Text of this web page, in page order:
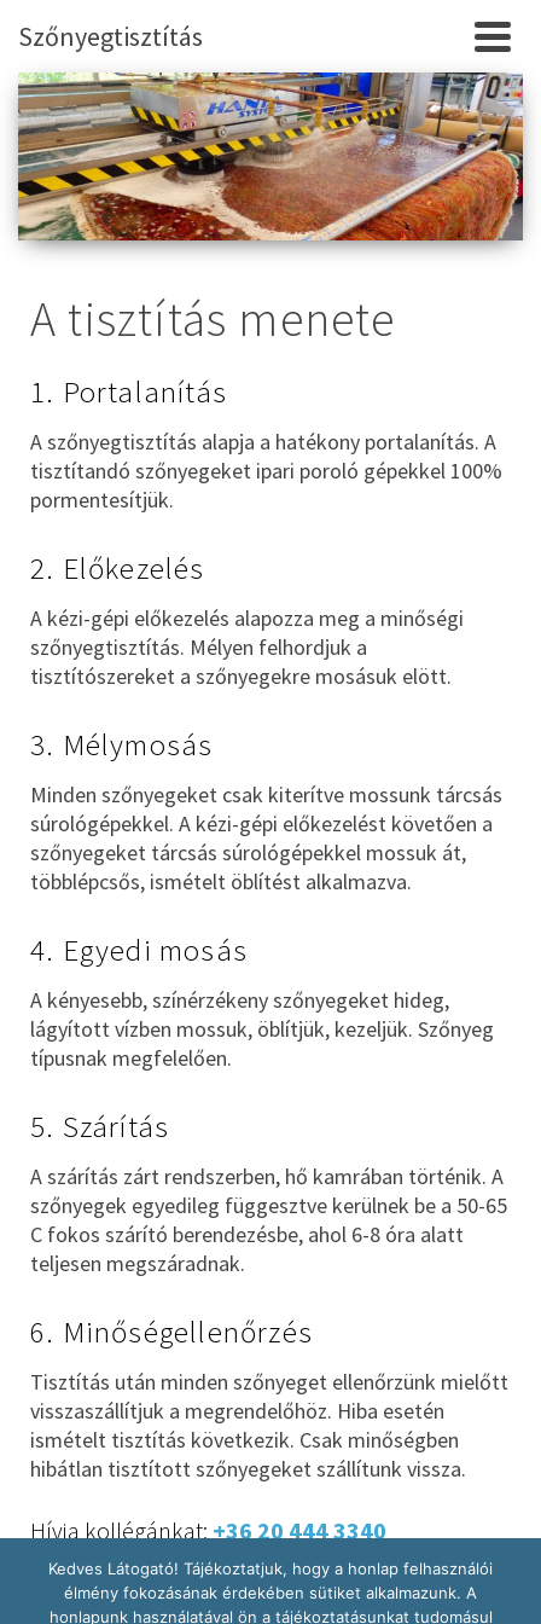
Szőnyegtisztítás
A tisztítás menete
1. Portalanítás
A szőnyegtisztítás alapja a hatékony portalanítás. A
tisztítandó szőnyegeket ipari poroló gépekkel 100%
pormentesítjük.
2. Előkezelés
A kézi-gépi előkezelés alapozza meg a minőségi
szőnyegtisztítás. Mélyen felhordjuk a
tisztítószereket a szőnyegekre mosásuk elött.
3. Mélymosás
Minden szőnyegeket csak kiterítve mossunk tárcsás
súrológépekkel. A kézi-gépi előkezelést követően a
szőnyegeket tárcsás súrológépekkel mossuk át,
többlépcsős, ismételt öblítést alkalmazva.
4. Egyedi mosás
A kényesebb, színérzékeny szőnyegeket hideg,
lágyított vízben mossuk, öblítjük, kezeljük. Szőnyeg
típusnak megfelelően.
5. Szárítás
A szárítás zárt rendszerben, hő kamrában történik. A
szőnyegek egyedileg függesztve kerülnek be a 50-65
C fokos szárító berendezésbe, ahol 6-8 óra alatt
teljesen megszáradnak.
6. Minőségellenőrzés
Tisztítás után minden szőnyeget ellenőrzünk mielőtt
visszaszállítjuk a megrendelőhöz. Hiba esetén
ismételt tisztítás következik. Csak minőségben
hibátlan tisztított szőnyegeket szállítunk vissza.
Hívja kollégánkat:+36 20 444 3340
Kedves Látogató! Tájékoztatjuk, hogy a honlap felhasználói
élmény fokozásának érdekében sütiket alkalmazunk. A
honlapunk használatával ön a tájékoztatásunkat tudomásul